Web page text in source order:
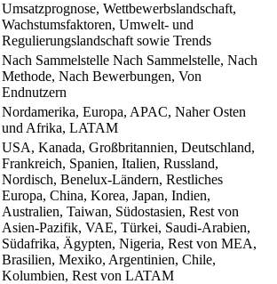
Umsatzprognose, Wettbewerbslandschaft,
Wachstumsfaktoren, Umwelt- und
Regulierungslandschaft sowie Trends
Nach Sammelstelle Nach Sammelstelle, Nach
Methode, Nach Bewerbungen, Von
Endnutzern
Nordamerika, Europa, APAC, Naher Osten
und Afrika, LATAM
USA, Kanada, Großbritannien, Deutschland,
Frankreich, Spanien, Italien, Russland,
Nordisch, Benelux-Ländern, Restliches
Europa, China, Korea, Japan, Indien,
Australien, Taiwan, Südostasien, Rest von
Asien-Pazifik, VAE, Türkei, Saudi-Arabien,
Südafrika, Ägypten, Nigeria, Rest von MEA,
Brasilien, Mexiko, Argentinien, Chile,
Kolumbien, Rest von LATAM